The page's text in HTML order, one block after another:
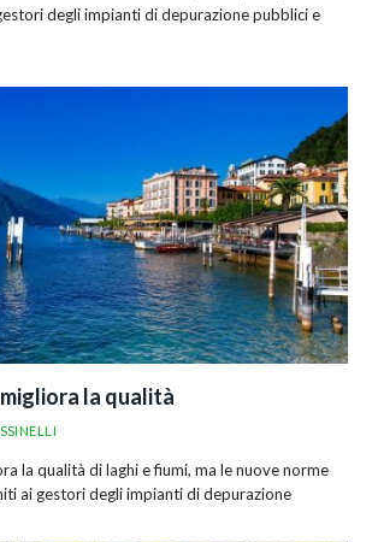
degli impianti di depurazione pubblici e
migliora la qualità
la qualità di laghi e fiumi, ma le nuove norme
ai gestori degli impianti di depurazione